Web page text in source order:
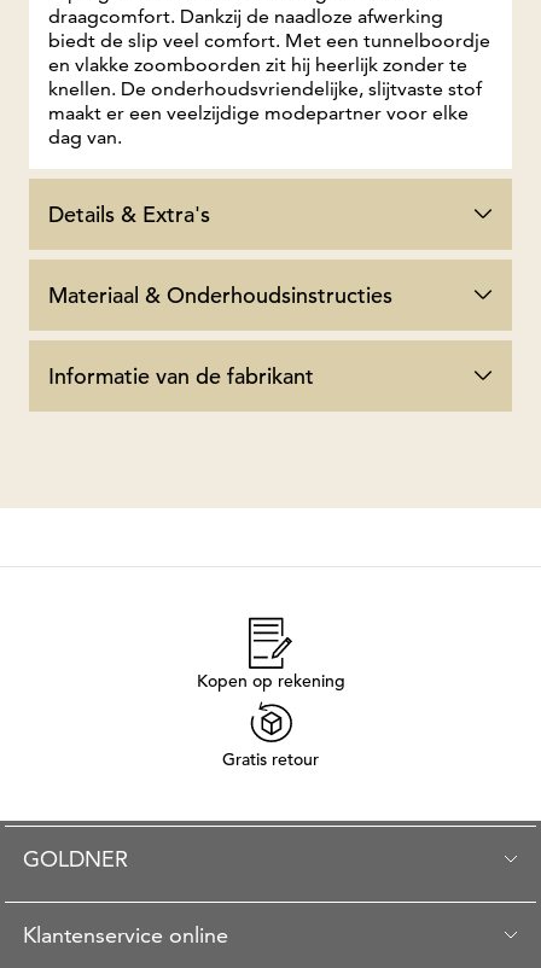
draagcomfort. Dankzij de naadloze afwerking
biedt de slip veel comfort. Met een tunnelboordje
en vlakke zoomboorden zit hij heerlijk zonder te
knellen. De onderhoudsvriendelijke, slijtvaste stof
maakt er een veelzijdige modepartner voor elke
dag van.
Details & Extra's
Materiaal & Onderhoudsinstructies
Informatie van de fabrikant
Kopen op rekening
Gratis retour
GOLDNER
Klantenservice online